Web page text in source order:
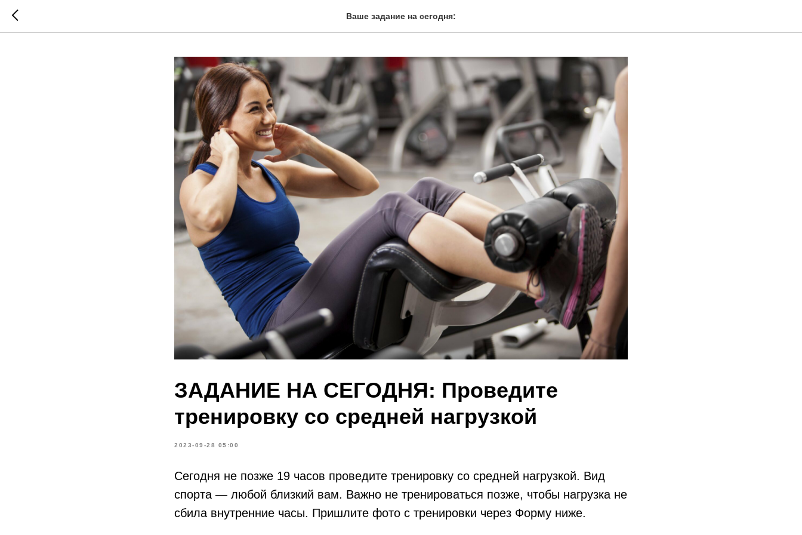
Ваше задание на сегодня:
ЗАДАНИЕ НА СЕГОДНЯ: Проведите
тренировку со средней нагрузкой
2023-09-28 05:00
Сегодня не позже 19 часов проведите тренировку со средней нагрузкой. Вид
спорта — любой близкий вам. Важно не тренироваться позже, чтобы нагрузка не
сбила внутренние часы. Пришлите фото с тренировки через Форму ниже.